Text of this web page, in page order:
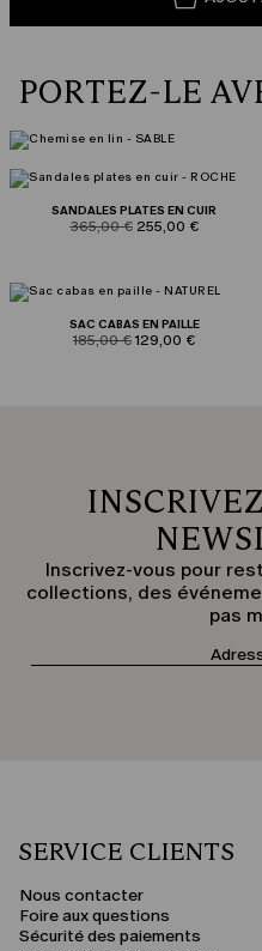
PORTEZ-LE
SANDALES PLATES EN CUIR
product.price.original
365,00 € product.price.sale
255,00 €
SAC CABAS EN PAILLE
product.price.original
185,00 €product.price.sale
129,00 €
Inscrivez-vous pour
collections, des
pas
SERVICE CLIENTS
Nous contacter
Foire aux questions
Sécurité des paiements